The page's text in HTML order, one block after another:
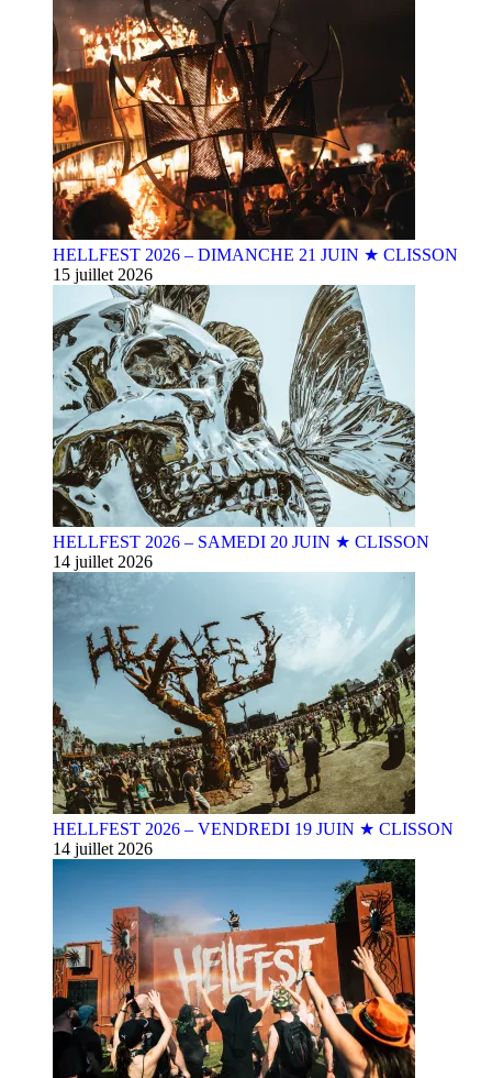
HELLFEST 2026 – DIMANCHE 21 JUIN ★ CLISSON
15 juillet 2026
HELLFEST 2026 – SAMEDI 20 JUIN ★ CLISSON
14 juillet 2026
HELLFEST 2026 – VENDREDI 19 JUIN ★ CLISSON
14 juillet 2026